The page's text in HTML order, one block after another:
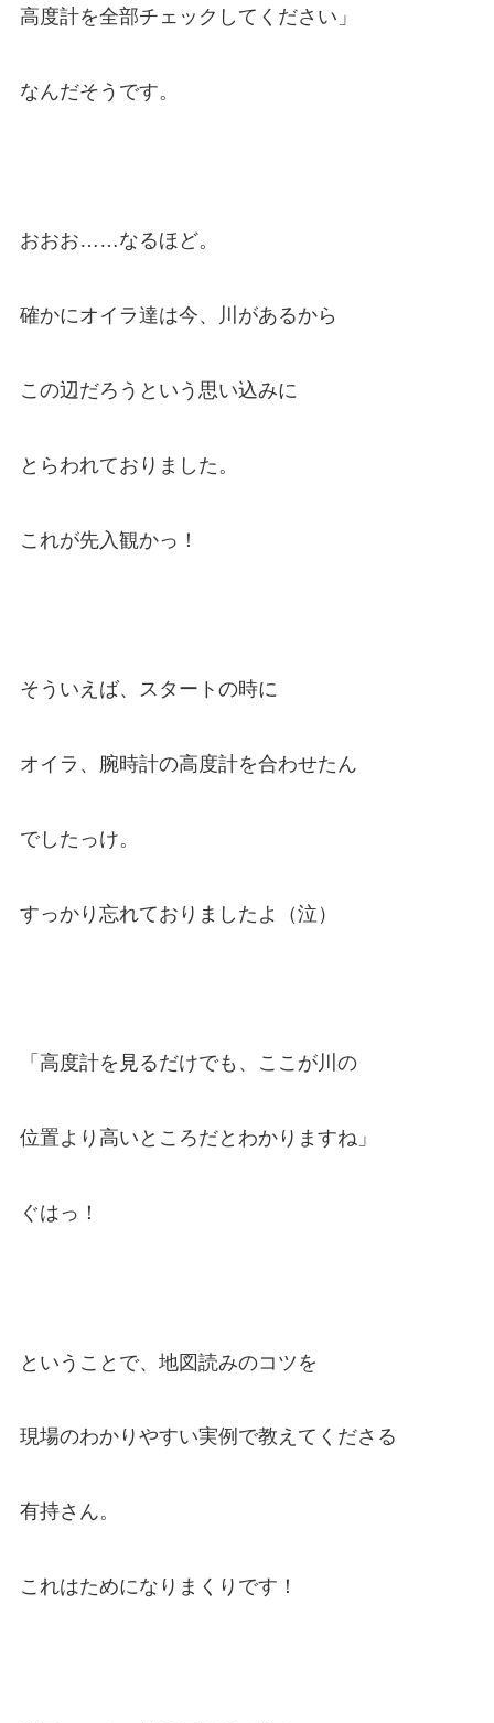
高度計を全部チェックしてください」
なんだそうです。
おおお……なるほど。
確かにオイラ達は今、川があるから
この辺だろうという思い込みに
とらわれておりました。
これが先入観かっ！
そういえば、スタートの時に
オイラ、腕時計の高度計を合わせたん
でしたっけ。
すっかり忘れておりましたよ（泣）
「高度計を見るだけでも、ここが川の
位置より高いところだとわかりますね」
ぐはっ！
ということで、地図読みのコツを
現場のわかりやすい実例で教えてくださる
有持さん。
これはためになりまくりです！